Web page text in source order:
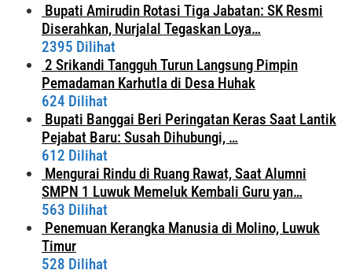
Bupati Amirudin Rotasi Tiga Jabatan: SK Resmi
Diserahkan, Nurjalal Tegaskan Loya…
2395 Dilihat
2 Srikandi Tangguh Turun Langsung Pimpin
Pemadaman Karhutla di Desa Huhak
624 Dilihat
Bupati Banggai Beri Peringatan Keras Saat Lantik
Pejabat Baru: Susah Dihubungi, …
612 Dilihat
Mengurai Rindu di Ruang Rawat, Saat Alumni
SMPN 1 Luwuk Memeluk Kembali Guru yan…
563 Dilihat
Penemuan Kerangka Manusia di Molino, Luwuk
Timur
528 Dilihat